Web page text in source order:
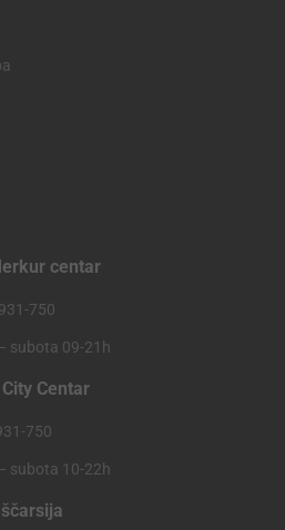
centar
750
subota 09-21h
Centar
750
subota 10-22h